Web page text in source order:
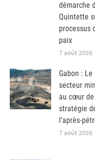
démarche
Quintette
processus
paix
7 août 2026
Gabon : Le
secteur
au cœur
stratégie
l’après-
7 août 2026